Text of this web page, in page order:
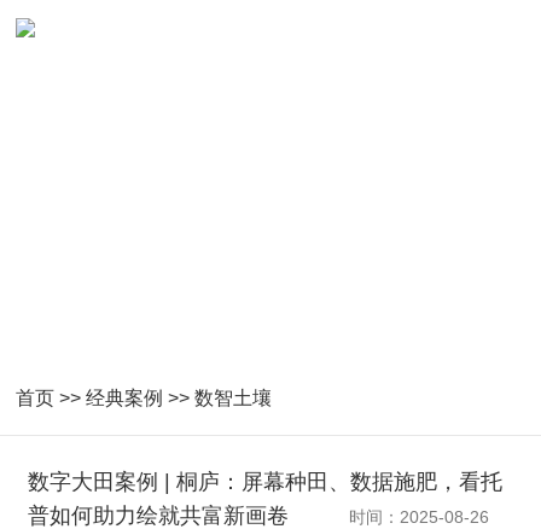
首页 >>经典案例 >>数智土壤
数字大田案例 | 桐庐：屏幕种田、数据施肥，看托
普如何助力绘就共富新画卷
时间：2025-08-26